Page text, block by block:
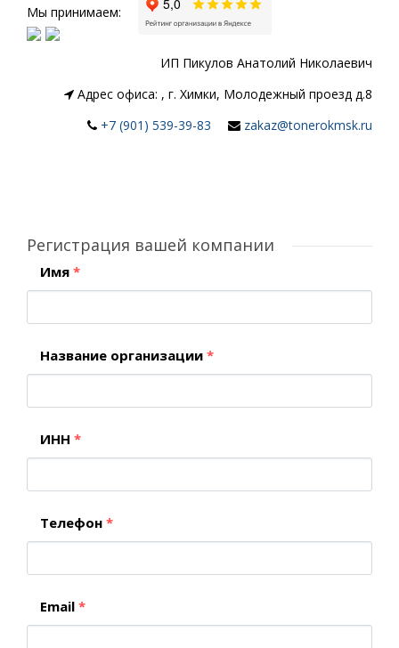
Мы принимаем:
ИП Пикулов Анатолий Николаевич
Адрес офиса: , г. Химки, Молодежный проезд д.8
+7 (901) 539-39-83
zakaz@tonerokmsk.ru
Регистрация вашей компании
Имя *
Название организации *
ИНН *
Телефон *
Email *